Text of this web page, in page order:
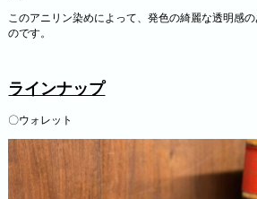
このアニリン染めによって、発色の綺麗な透明感
のです。
ラインナップ
〇ウォレット